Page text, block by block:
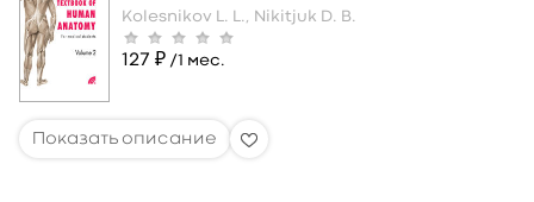
Kolesnikov L. L., Nikitjuk D. B.
127 ₽ /1 мес.